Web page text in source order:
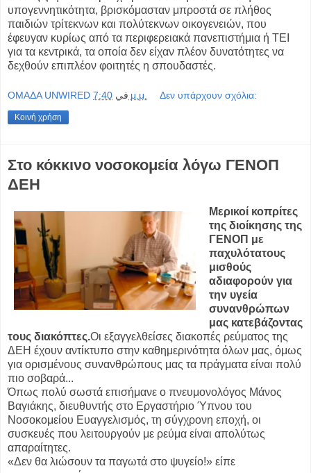
υπογεννητικότητα, βρισκόμασταν μπροστά σε πλήθος
παιδιών τρίτεκνων και πολύτεκνων οικογενειών, που
έφευγαν κυρίως από τα περιφερειακά πανεπιστήμια ή ΤΕΙ
για τα κεντρικά, τα οποία δεν είχαν πλέον δυνατότητες να
δεχθούν επιπλέον φοιτητές η σπουδαστές.
OMAΔΑ UNWIRED في 7:40 μ.μ. Δεν υπάρχουν σχόλια:
Κοινή χρήση
Στο κόκκινο νοσοκομεία λόγω ΓΕΝΟΠ
ΔΕΗ
Μερικοί κοπρίτες
της διοίκησης της
ΓΕΝΟΠ με
παχυλότατους
μισθούς
αδιαφορούν για
την υγεία
συνανθρώπων
μας κατεβάζοντας
τους διακόπτες.Οι εξαγγελθείσες διακοπές ρεύματος της
ΔΕΗ έχουν αντίκτυπο στην καθημερινότητα όλων μας, όμως
για ορισμένους συνανθρώπους μας τα πράγματα είναι πολύ
πιο σοβαρά...
Όπως πολύ σωστά επισήμανε ο πνευμονολόγος Μάνος
Βαγιάκης, διευθυντής στο Εργαστήριο Ύπνου του
Νοσοκομείου Ευαγγελισμός, τη σύγχρονη εποχή, οι
συσκευές που λειτουργούν με ρεύμα είναι απολύτως
απαραίτητες.
«Δεν θα λιώσουν τα παγωτά στο ψυγείο!» είπε